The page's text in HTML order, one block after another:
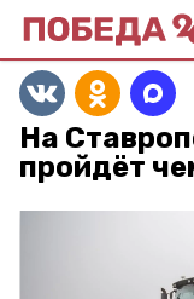
На
пройдёт